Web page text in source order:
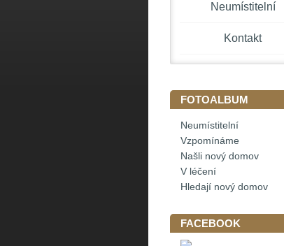
Neumístitelní
Kontakt
FOTOALBUM
Neumístitelní
Vzpomínáme
Našli nový domov
V léčení
Hledají nový domov
FACEBOOK